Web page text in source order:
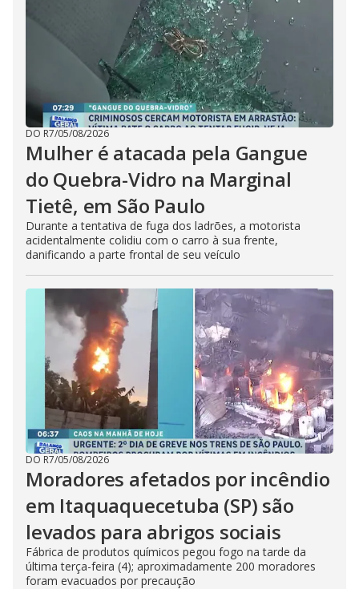
DO R7/05/08/2026
Mulher é atacada pela Gangue
do Quebra-Vidro na Marginal
Tietê, em São Paulo
Durante a tentativa de fuga dos ladrões, a motorista
acidentalmente colidiu com o carro à sua frente,
danificando a parte frontal de seu veículo
DO R7/05/08/2026
Moradores afetados por incêndio
em Itaquaquecetuba (SP) são
levados para abrigos sociais
Fábrica de produtos químicos pegou fogo na tarde da
última terça-feira (4); aproximadamente 200 moradores
foram evacuados por precaução